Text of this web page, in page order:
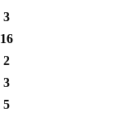
3
16
2
3
5